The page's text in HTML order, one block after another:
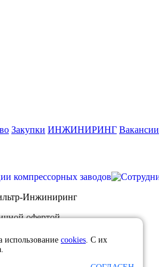
Закупки ИНЖИНИРИНГ Вакансии
Инжиниринг
офертой.
использование cookies. С их